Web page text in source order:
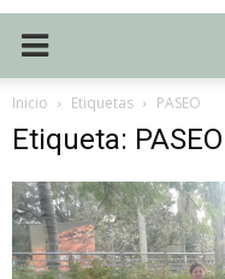
Inicio Etiquetas PASEO
Etiqueta: PASEO